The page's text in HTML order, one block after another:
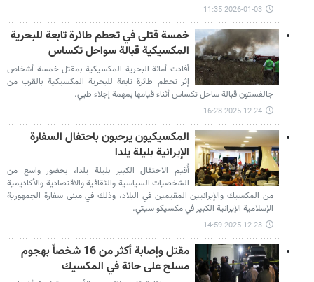
2026-01-03 11:35
خمسة قتلى في تحطم طائرة تابعة للبحرية
المكسيكية قبالة سواحل تكساس
أفادت أمانة البحرية المكسيكية بمقتل خمسة أشخاص
إثر تحطم طائرة تابعة للبحرية المكسيكية بالقرب من
جالفستون قبالة ساحل تكساس أثناء قيامها بمهمة إجلاء طبي.
2025-12-24 16:28
المكسيكيون يرحبون باحتفال السفارة
الإيرانية بليلة يلدا
أُقيم الاحتفال الكبير بليلة يلدا، بحضور واسع من
الشخصيات السياسية والثقافية والاقتصادية والأكاديمية
من المكسيك والإيرانيين المقيمين في البلاد، وذلك في مبنى سفارة الجمهورية
الإسلامية الإيرانية الكبير في مكسيكو سيتي.
2025-12-23 14:59
مقتل وإصابة أكثر من 16 شخصاً بهجوم
مسلح على حانة في المكسيك